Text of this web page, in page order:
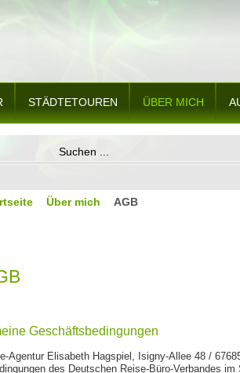
STÄDTETOUREN ÜBER MICH
Über mich AGB
Geschäftsbedingungen
Agentur Elisabeth Hagspiel, Isigny-Allee 48 /
des Deutschen Reise-Büro-Verbandes